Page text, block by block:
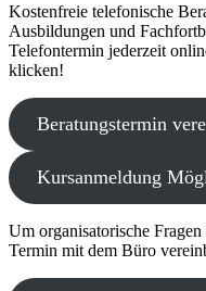
Kostenfreie telefonische
Ausbildungen und
Telefontermin jederzeit
klicken!
Beratungstermin
Kursanmeldung
Um organisatorische
Termin mit dem Büro